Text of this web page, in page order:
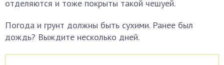
отделяются и тоже покрыты такой чешуей.
Погода и грунт должны быть сухими. Ранее был
дождь? Выждите несколько дней.